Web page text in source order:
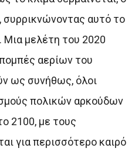
συρρικνώνοντας αυτό το
Μια μελέτη του 2020
αερίων του
ως συνήθως, όλοι
πολικών αρκούδων
2100, με τους
για περισσότερο καιρό